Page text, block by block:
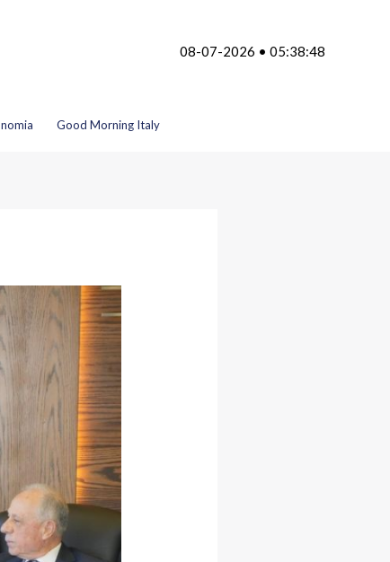
08-07-2026 • 05:38:48
Good Morning Italy